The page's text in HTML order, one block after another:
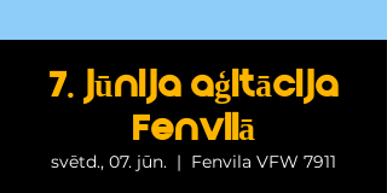
7. jūnija aģitācija
Fenvilā
svētd., 07. jūn.
  |
Fenvila VFW 7911